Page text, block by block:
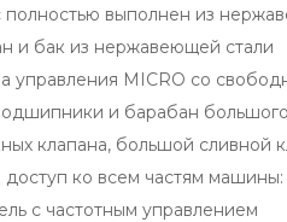
полностью выполнен из
и бак из нержавеющей стали
управления MICRO со
и барабан
клапана, большой сливной
доступ ко всем частям
с частотным управлением